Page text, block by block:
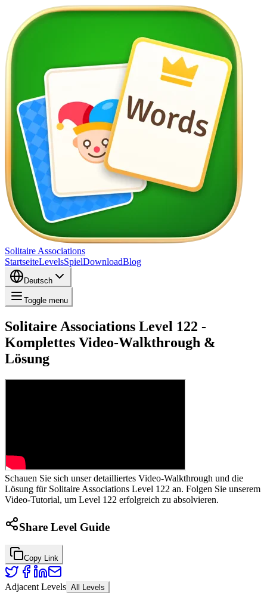
Solitaire Associations
StartseiteLevelsSpielDownloadBlog
Deutsch
Toggle menu
Solitaire Associations Level 122 -
Komplettes Video-Walkthrough &
Lösung
Schauen Sie sich unser detailliertes Video-Walkthrough und die
Lösung für Solitaire Associations Level 122 an. Folgen Sie unserem
Video-Tutorial, um Level 122 erfolgreich zu absolvieren.
Share Level Guide
Copy Link
Adjacent Levels All Levels